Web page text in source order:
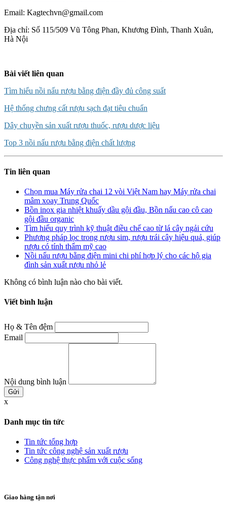
Email: Kagtechvn@gmail.com
Địa chỉ: Số 115/509 Vũ Tông Phan, Khương Đình, Thanh Xuân,
Hà Nội
Bài viết liên quan
Tìm hiểu nồi nấu rượu bằng điện đầy đủ công suất
Hệ thống chưng cất rượu sạch đạt tiêu chuẩn
Dây chuyền sản xuất rượu thuốc, rượu dược liệu
Top 3 nồi nấu rượu bằng điện chất lượng
Tin liên quan
Chọn mua Máy rửa chai 12 vòi Việt Nam hay Máy rửa chai
mâm xoay Trung Quốc
Bồn inox gia nhiệt khuấy dầu gội đầu, Bồn nấu cao cô cao
gội đầu organic
Tìm hiểu quy trình kỹ thuật điều chế cao từ lá cây ngải cứu
Phương pháp lọc trong rượu sim, rượu trái cây hiệu quả, giúp
rượu có tính thẩm mỹ cao
Nồi nấu rượu bằng điện mini chi phí hợp lý cho các hộ gia
đình sản xuất rượu nhỏ lẻ
Không có bình luận nào cho bài viết.
Viết bình luận
Họ & Tên đệm
Email
Nội dung bình luận
x
Danh mục tin tức
Tin tức tổng hợp
Tin tức công nghệ sản xuất rượu
Công nghệ thực phẩm với cuộc sống
Giao hàng tận nơi